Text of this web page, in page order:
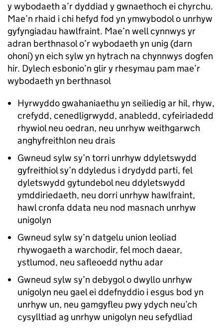
y wybodaeth a’r dyddiad y gwnaethoch ei chyrchu.
Mae’n rhaid i chi hefyd fod yn ymwybodol o unrhyw
gyfyngiadau hawlfraint. Mae’n well cynnwys yr
adran berthnasol o’r wybodaeth yn unig (darn
ohoni) yn eich sylw yn hytrach na chynnwys dogfen
hir. Dylech esbonio’n glir y rhesymau pam mae’r
wybodaeth yn berthnasol
Hyrwyddo gwahaniaethu yn seiliedig ar hil, rhyw,
crefydd, cenedligrwydd, anabledd, cyfeiriadedd
rhywiol neu oedran, neu unrhyw weithgarwch
anghyfreithlon neu drais
Gwneud sylw sy’n torri unrhyw ddyletswydd
gyfreithiol sy’n ddyledus i drydydd parti, fel
dyletswydd gytundebol neu ddyletswydd
ymddiriedaeth, neu dorri unrhyw hawlfraint,
hawl cronfa ddata neu nod masnach unrhyw
unigolyn
Gwneud sylw sy’n datgelu union leoliad
rhywogaeth a warchodir, fel moch daear,
ystlumod, neu safleoedd nythu adar
Gwneud sylw sy’n debygol o dwyllo unrhyw
unigolyn neu gael ei ddefnyddio i esgus bod yn
unrhyw un, neu gamgyfleu pwy ydych neu’ch
cysylltiad ag unrhyw unigolyn neu sefydliad